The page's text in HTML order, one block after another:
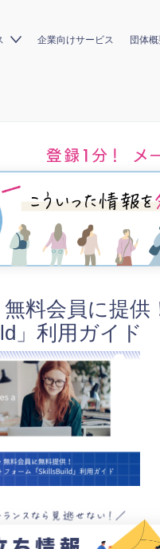
企業向けサービス 団体
無料会員に提
」利用ガイド